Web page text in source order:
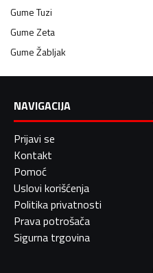
GumeTuzi
GumeZeta
GumeŽabljak
NAVIGACIJA
Prijavi se
Kontakt
Pomoć
Uslovi korišćenja
Politika privatnosti
Prava potrošača
Sigurna trgovina